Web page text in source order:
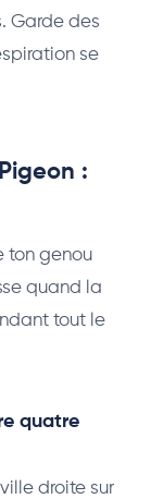
Garde des
se
:
ton genou
quand la
tout le
quatre
droite sur